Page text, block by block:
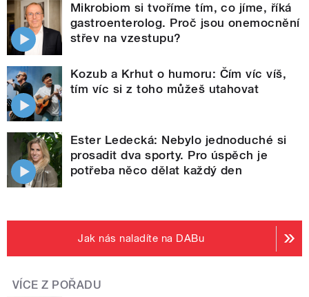
Mikrobiom si tvoříme tím, co jíme, říká
gastroenterolog. Proč jsou onemocnění
střev na vzestupu?
Kozub a Krhut o humoru: Čím víc víš,
tím víc si z toho můžeš utahovat
Ester Ledecká: Nebylo jednoduché si
prosadit dva sporty. Pro úspěch je
potřeba něco dělat každý den
Jak nás naladíte na DABu
VÍCE Z POŘADU